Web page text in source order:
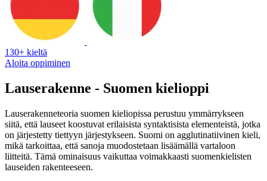
130+ kieltä
Aloita oppiminen
Lauserakenne - Suomen kielioppi
Lauserakenneteoria suomen kieliopissa perustuu ymmärrykseen
siitä, että lauseet koostuvat erilaisista syntaktisista elementeistä, jotka
on järjestetty tiettyyn järjestykseen. Suomi on agglutinatiivinen kieli,
mikä tarkoittaa, että sanoja muodostetaan lisäämällä vartaloon
liitteitä. Tämä ominaisuus vaikuttaa voimakkaasti suomenkielisten
lauseiden rakenteeseen.